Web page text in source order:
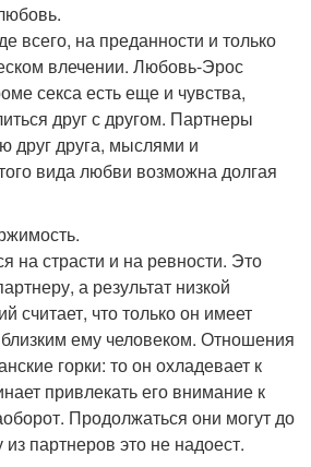
всего, на преданности и только
влечении. Любовь-Эрос
секса есть еще и чувства,
друг с другом. Партнеры
друг друга, мыслями и
вида любви возможна долгая
на страсти и на ревности. Это
а результат низкой
считает, что только он имеет
ему человеком. Отношения
горки: то он охладевает к
привлекать его внимание к
Продолжаться они могут до
партнеров это не надоест.